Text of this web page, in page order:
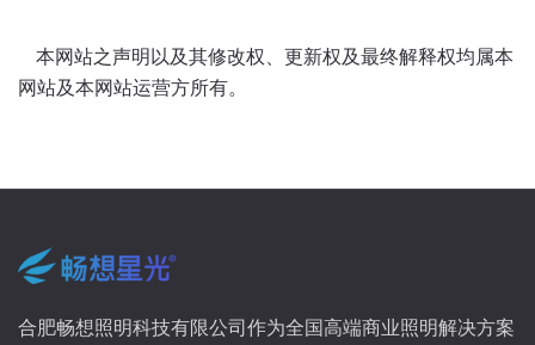
本网站之声明以及其修改权、更新权及最终解释权均属本
网站及本网站运营方所有。
合肥畅想照明科技有限公司作为全国高端商业照明解决方案